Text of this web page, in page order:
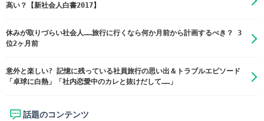
高い？【新社会人白書2017】
休みが取りづらい社会人……​旅行に行くなら何か月前から計画するべき？ 3
位2ヶ月前
意外と楽しい? 記憶に残っている社員旅行の思い出＆トラブルエピソード
「卓球に白熱」「社内恋愛中のカレと抜けだして……」
話題のコンテンツ